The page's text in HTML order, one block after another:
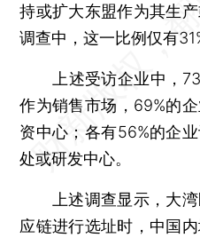
持或扩大东盟作为其生
调查中，这一比例仅有
上述受访企业中，
作为销售市场，69%的
资中心；各有56%的企
处或研发中心。
上述调查显示，大湾
应链进行选址时，中国